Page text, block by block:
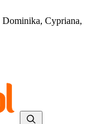
Dominika, Cypriana,